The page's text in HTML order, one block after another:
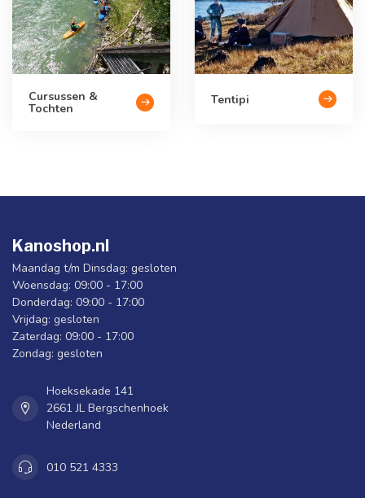
Cursussen &
Tochten
Tentipi
Kanoshop.nl
Maandag t/m Dinsdag: gesloten
Woensdag: 09:00 - 17:00
Donderdag: 09:00 - 17:00
Vrijdag: gesloten
Zaterdag: 09:00 - 17:00
Zondag: gesloten
Hoeksekade 141
2661 JL Bergschenhoek
Nederland
010 521 4333